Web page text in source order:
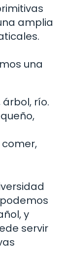
amplia
una
árbol, río.
y
servir